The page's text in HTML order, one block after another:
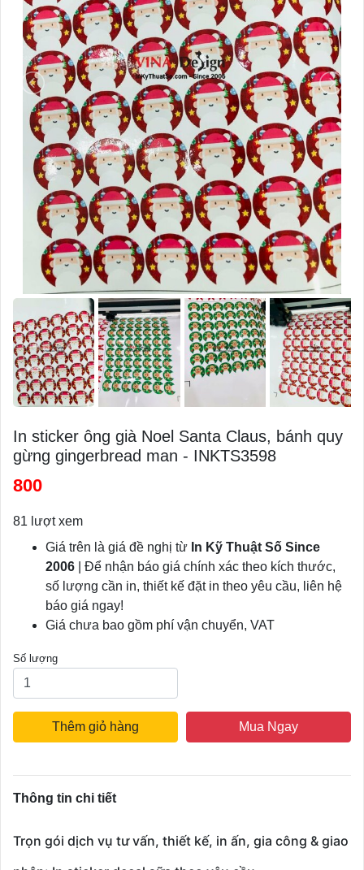
In sticker ông già Noel Santa Claus, bánh quy
gừng gingerbread man - INKTS3598
800
81 lượt xem
Giá trên là giá đề nghị từ In Kỹ Thuật Số Since
2006 | Để nhận báo giá chính xác theo kích thước,
số lượng cần in, thiết kế đặt in theo yêu cầu, liên hệ
báo giá ngay!
Giá chưa bao gồm phí vận chuyển, VAT
Số lượng
Thêm giỏ hàng Mua Ngay
Thông tin chi tiết
Trọn gói dịch vụ tư vấn, thiết kế, in ấn, gia công & giao